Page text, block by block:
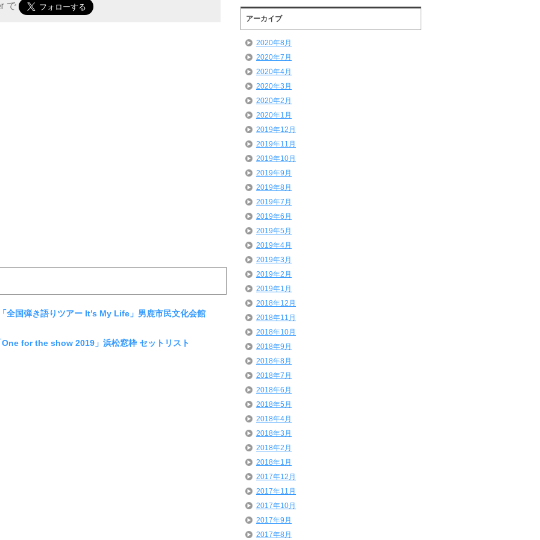
で
全国弾き語りツアー It’s My Life」男鹿市民文化会館
for the show 2019」浜松窓枠 セットリスト
アーカイブ
2020年8月
2020年7月
2020年4月
2020年3月
2020年2月
2020年1月
2019年12月
2019年11月
2019年10月
2019年9月
2019年8月
2019年7月
2019年6月
2019年5月
2019年4月
2019年3月
2019年2月
2019年1月
2018年12月
2018年11月
2018年10月
2018年9月
2018年8月
2018年7月
2018年6月
2018年5月
2018年4月
2018年3月
2018年2月
2018年1月
2017年12月
2017年11月
2017年10月
2017年9月
2017年8月